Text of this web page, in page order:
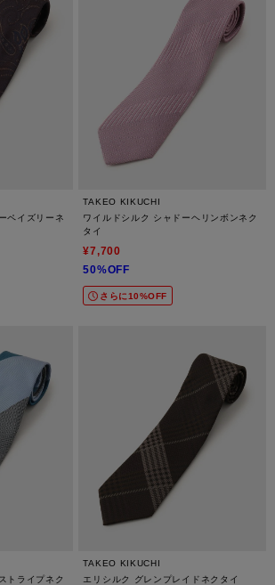
ペイズリーネ
TAKEO KIKUCHI
ワイルドシルク シャドーヘリンボンネク
タイ
¥7,700
50%OFF
さらに10%OFF
トライプネク
TAKEO KIKUCHI
エリシルク グレンプレイドネクタイ